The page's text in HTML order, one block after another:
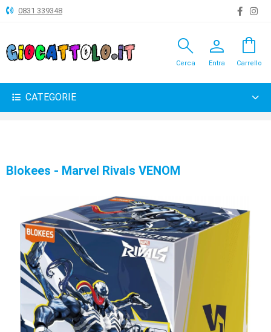
ANIMALI
BAMBOLE
PELUCHE-
GADGET
PRIMA
INFANZIA
PUZZLE
0831 339348
search
Cerca
person
Entra
shopping_bag
Carrello
CATEGORIE
Blokees - Marvel Rivals VENOM